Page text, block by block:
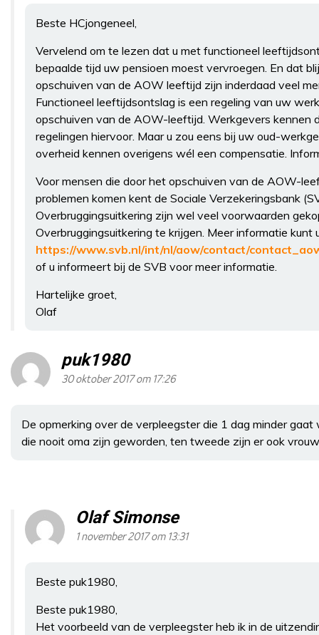
Beste HCjongeneel,
Vervelend om te lezen dat u met functioneel
bepaalde tijd uw pensioen moest vervroegen. En dat
opschuiven van de AOW leeftijd zijn inderdaad veel
Functioneel leeftijdsontslag is een regeling van uw
opschuiven van de AOW-leeftijd. Werkgevers kennen
regelingen hiervoor. Maar u zou eens bij uw oud-
overheid kennen overigens wél een compensatie.
Voor mensen die door het opschuiven van de AOW-
problemen komen kent de Sociale Verzekeringsbank
Overbruggingsuitkering zijn wel veel voorwaarden
Overbruggingsuitkering te krijgen. Meer informatie kunt
https://www.svb.nl/int/nl/aow/contact/
of u informeert bij de SVB voor meer informatie.
Hartelijke groet,
Olaf
puk1980
30 oktober 2017 om 17:26
De opmerking over de verpleegster die 1 dag minder
die nooit oma zijn geworden, ten tweede zijn er ook
Olaf Simonse
1 november 2017 om 13:31
Beste puk1980,
Beste puk1980,
Het voorbeeld van de verpleegster heb ik in de